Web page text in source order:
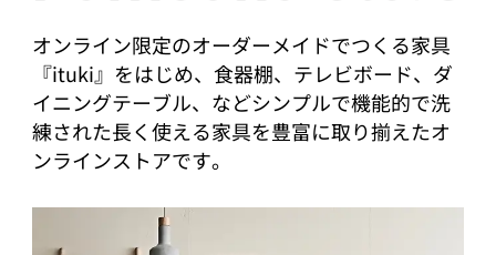
オンライン限定のオーダーメイドでつくる家具
『ituki』をはじめ、食器棚、テレビボード、ダ
イニングテーブル、などシンプルで機能的で洗
練された長く使える家具を豊富に取り揃えたオ
ンラインストアです。